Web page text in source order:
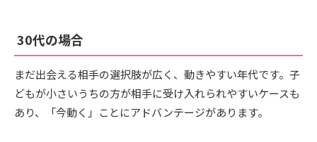
30代の場合
まだ出会える相手の選択肢が広く、動きやすい年代です。子
どもが小さいうちの方が相手に受け入れられやすいケースも
あり、「今動く」ことにアドバンテージがあります。